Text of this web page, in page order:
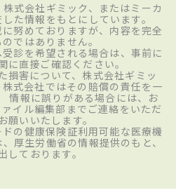
式会社ギミック、またはミーカ
た情報をもとにしています。
努めておりますが、内容を完全
ではありません。
診を希望される場合は、事前に
に直接ご確認ください。
損害について、株式会社ギミッ
式会社ではその賠償の責任を一
情報に誤りがある場合には、お
イル編集部までご連絡をいただ
願いいたします。
の健康保険証利用可能な医療機
厚生労働省の情報提供のもと、
しております。